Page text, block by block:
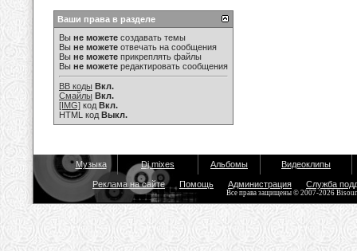
Ваши права в разделе
Вы не можете создавать темы
Вы не можете отвечать на сообщения
Вы не можете прикреплять файлы
Вы не можете редактировать сообщения
BB коды Вкл.
Смайлы Вкл.
[IMG] код Вкл.
HTML код Выкл.
Музыка Dj mixes Альбомы Видеоклипы
Реклама на сайте Помощь Администрация Служба
Все права защищены © 2007-2026